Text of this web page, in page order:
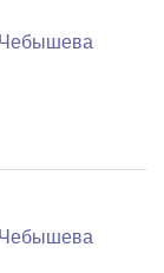
Чебышева
Чебышева